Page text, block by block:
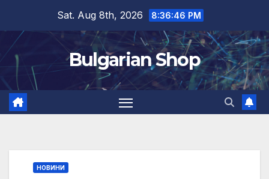
content
Sat. Aug 8th, 2026 8:36:47 PM
Bulgarian Shop
НОВИНИ